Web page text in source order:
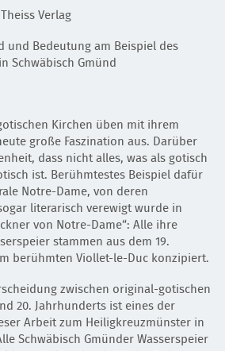
Verlag
und Bedeutung am Beispiel des
Schwäbisch Gmünd
Kirchen üben mit ihrem
große Faszination aus. Darüber
dass nicht alles, was als gotisch
ist. Berühmtestes Beispiel dafür
Notre-Dame, von deren
literarisch verewigt wurde in
von Notre-Dame“: Alle ihre
stammen aus dem 19.
berühmten Viollet-le-Duc konzipiert.
zwischen original-gotischen
20. Jahrhunderts ist eines der
Arbeit zum Heiligkreuzmünster in
Schwäbisch Gmünder Wasserspeier